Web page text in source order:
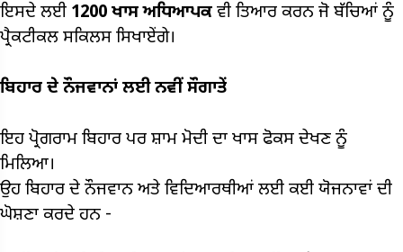
ਇਸਦੇ ਲਈ 1200 ਖਾਸ ਅਧਿਆਪਕ ਵੀ ਤਿਆਰ ਕਰਨ ਜੋ ਬੱਚਿਆਂ ਨੂੰ
ਪ੍ਰੈਕਟੀਕਲ ਸਕਿਲਸ ਸਿਖਾਏਂਗੇ।
ਬਿਹਾਰ ਦੇ ਨੌਜਵਾਨਾਂ ਲਈ ਨਵੀਂ ਸੌਗਾਤੇਂ
ਇਹ ਪ੍ਰੋਗਰਾਮ ਬਿਹਾਰ ਪਰ ਸ਼ਾਮ ਮੋਦੀ ਦਾ ਖਾਸ ਫੋਕਸ ਦੇਖਣ ਨੂੰ
ਮਿਲਿਆ।
ਉਹ ਬਿਹਾਰ ਦੇ ਨੌਜਵਾਨ ਅਤੇ ਵਿਦਿਆਰਥੀਆਂ ਲਈ ਕਈ ਯੋਜਨਾਵਾਂ ਦੀ
ਘੋਸ਼ਣਾ ਕਰਦੇ ਹਨ -